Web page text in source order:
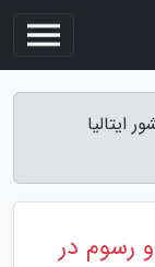
ایتالیا
رسوم در